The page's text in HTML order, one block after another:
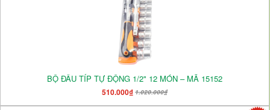
BỘ ĐẦU TÍP TỰ ĐỘNG 1/2" 12 MÓN – MÃ 15152
510.000₫ 1.020.000₫